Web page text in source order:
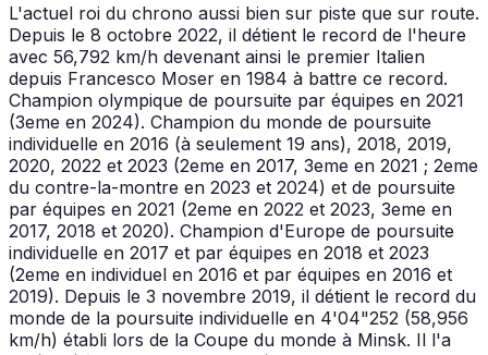
L'actuel roi du chrono aussi bien sur piste que sur route.
Depuis le 8 octobre 2022, il détient le record de l'heure
avec 56,792 km/h devenant ainsi le premier Italien
depuis Francesco Moser en 1984 à battre ce record.
Champion olympique de poursuite par équipes en 2021
(3eme en 2024). Champion du monde de poursuite
individuelle en 2016 (à seulement 19 ans), 2018, 2019,
2020, 2022 et 2023 (2eme en 2017, 3eme en 2021 ; 2eme
du contre-la-montre en 2023 et 2024) et de poursuite
par équipes en 2021 (2eme en 2022 et 2023, 3eme en
2017, 2018 et 2020). Champion d'Europe de poursuite
individuelle en 2017 et par équipes en 2018 et 2023
(2eme en individuel en 2016 et par équipes en 2016 et
2019). Depuis le 3 novembre 2019, il détient le record du
monde de la poursuite individuelle en 4'04"252 (58,956
km/h) établi lors de la Coupe du monde à Minsk. Il l'a